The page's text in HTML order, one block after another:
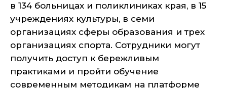
в 134 больницах и поликлиниках края, в 15
учреждениях культуры, в семи
организациях сферы образования и трех
организациях спорта. Сотрудники могут
получить доступ к бережливым
практиками и пройти обучение
современным методикам на платформе